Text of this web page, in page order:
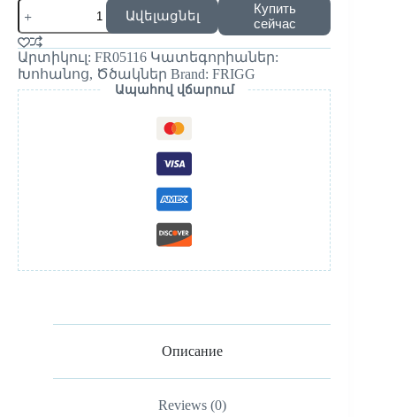
Ավելացնել
Купить
сейчас
Արտիկուլ: FR05116 Կատեգորիաներ:
Խոհանոց, Ծծակներ Brand: FRIGG
Ապահով վճարում
Описание
Reviews (0)